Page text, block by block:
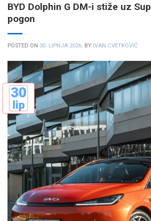
BYD Dolphin G DM-i stiže uz
pogon
POSTED ON 30. LIPNJA 2026. BY IVAN CVETKOVIĆ
30
lip